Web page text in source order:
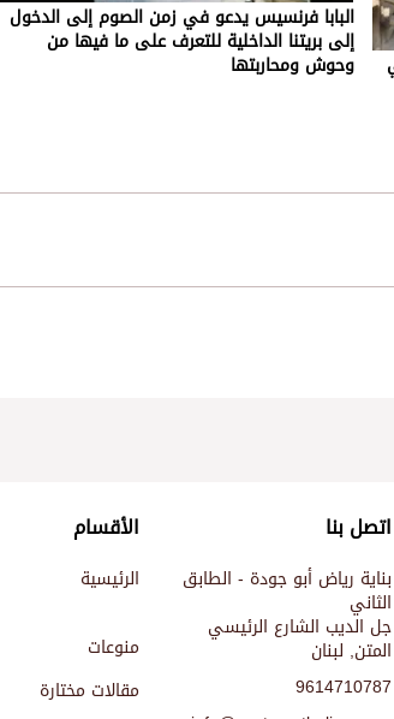
البابا فرنسيس يدعو في زمن الصوم إلى الدخول
إلى بريتنا الداخلية للتعرف على ما فيها من
وحوش ومحاربتها
اتصل بنا
بناية رياض أبو جودة - الطابق
الثاني
جل الديب الشارع الرئيسي
المتن, لبنان
9614710787
الأقسام
الرئيسية
منوعات
مقالات مختارة